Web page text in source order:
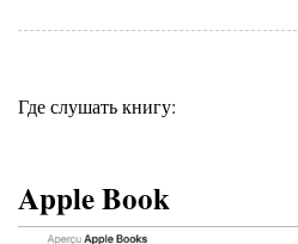
Где слушать книгу:
Apple Book